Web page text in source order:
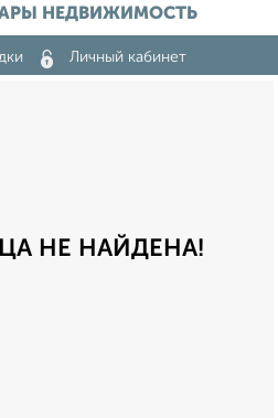
НЕДВИЖИМОСТЬ
Личный кабинет
НЕ НАЙДЕНА!